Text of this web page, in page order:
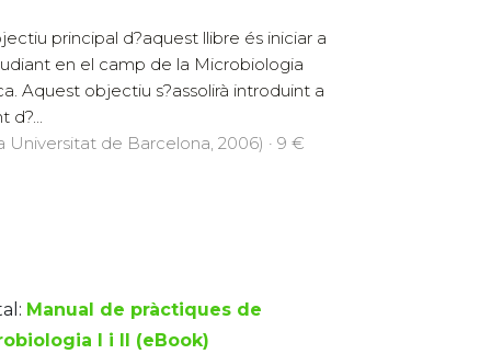
principal d?aquest llibre és iniciar a
en el camp de la Microbiologia
Aquest objectiu s?assolirà introduint a
d?...
Universitat de Barcelona, 2006) · 9 €
Manual de pràctiques de
I i II (eBook)